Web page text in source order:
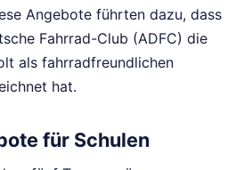
Angebote führten dazu, dass
Fahrrad-Club (ADFC) die
als fahrradfreundlichen
hat.
für Schulen